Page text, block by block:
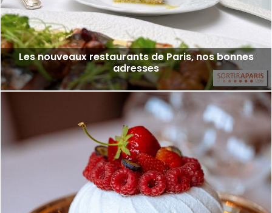
Les nouveaux restaurants de Paris, nos bonnes
adresses